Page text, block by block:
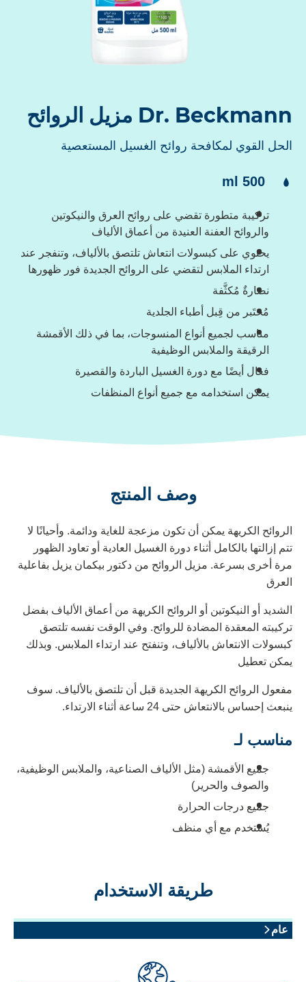
Dr. Beckmann مزيل الروائح
الحل القوي لمكافحة روائح الغسيل المستعصية
المحتوى:
تركيبة متطورة تقضي على روائح العرق والنيكوتين
والروائح العفنة العنيدة من أعماق الألياف
يحتوي على كبسولات انتعاش تلتصق بالألياف، وتنفجر عند
ارتداء الملابس لتقضي على الروائح الجديدة فور ظهورها
نضارةٌ مُكثَّفة
مُختَبر من قِبل أطباء الجلدية
مناسب لجميع أنواع المنسوجات، بما في ذلك الأقمشة
الرقيقة والملابس الوظيفية
فعال أيضًا مع دورة الغسيل الباردة والقصيرة
يمكن استخدامه مع جميع أنواع المنظفات
وصف المنتج
الروائح الكريهة يمكن أن تكون مزعجة للغاية ودائمة. وأحيانًا لا
تتم إزالتها بالكامل أثناء دورة الغسيل العادية أو تعاود الظهور
مرة أخرى بسرعة. مزيل الروائح من دكتور بيكمان يزيل بفاعلية
العرق
الشديد أو النيكوتين أو الروائح الكريهة من أعماق الألياف بفضل
تركيبته المعقدة المضادة للروائح. وفي الوقت نفسه تلتصق
كبسولات الانتعاش بالألياف، وتنفتح عند ارتداء الملابس. وبذلك
يمكن تعطيل
مفعول الروائح الكريهة الجديدة قبل أن تلتصق بالألياف. سوف
ينبعث إحساس بالانتعاش حتى 24 ساعة أثناء الارتداء.
مناسب لـ
جميع الأقمشة (مثل الألياف الصناعية، والملابس الوظيفية،
والصوف والحرير)
جميع درجات الحرارة
يُستخدم مع أي منظف
طريقة الاستخدام
عام